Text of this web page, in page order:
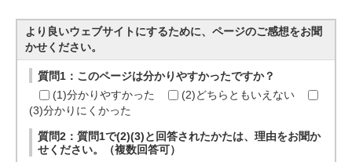
より良いウェブサイトにするために、ページのご感想をお聞
かせください。
質問1：このページは分かりやすかったですか？
(1)分かりやすかった
(2)どちらともいえない
(3)分かりにくかった
質問2：質問1で(2)(3)と回答されたかたは、理由をお聞か
せください。（複数回答可）